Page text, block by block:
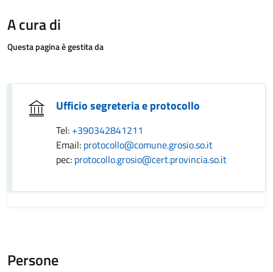
A cura di
Questa pagina è gestita da
Ufficio segreteria e protocollo
Tel: +390342841211
Email: protocollo@comune.grosio.so.it
pec: protocollo.grosio@cert.provincia.so.it
Persone